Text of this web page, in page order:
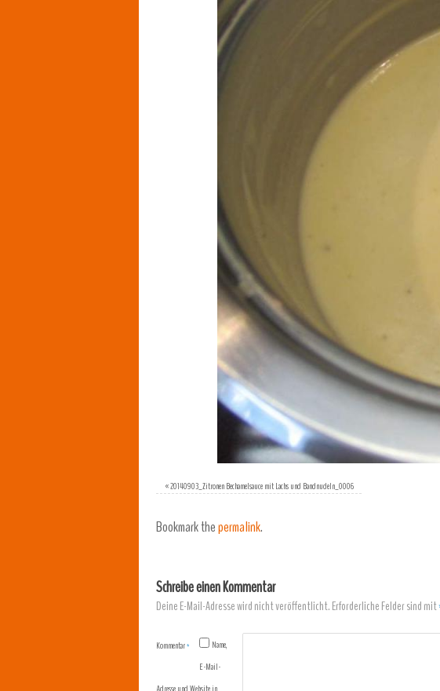
«20140903_Zitronen Bechamelsauce mit Lachs und Bandnudeln_0006
Bookmark thepermalink.
Schreibe einen Kommentar
Deine E-Mail-Adresse wird nicht veröffentlicht.Erforderliche Felder sind mit
Kommentar*
Name,
E-Mail-